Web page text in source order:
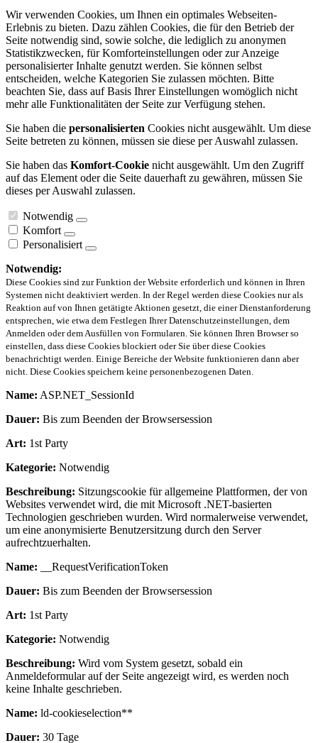
Wir verwenden Cookies, um Ihnen ein optimales Webseiten-
Erlebnis zu bieten. Dazu zählen Cookies, die für den Betrieb der
Seite notwendig sind, sowie solche, die lediglich zu anonymen
Statistikzwecken, für Komforteinstellungen oder zur Anzeige
personalisierter Inhalte genutzt werden. Sie können selbst
entscheiden, welche Kategorien Sie zulassen möchten. Bitte
beachten Sie, dass auf Basis Ihrer Einstellungen womöglich nicht
mehr alle Funktionalitäten der Seite zur Verfügung stehen.
Sie haben die personalisierten Cookies nicht ausgewählt. Um diese
Seite betreten zu können, müssen sie diese per Auswahl zulassen.
Sie haben das Komfort-Cookie nicht ausgewählt. Um den Zugriff
auf das Element oder die Seite dauerhaft zu gewähren, müssen Sie
dieses per Auswahl zulassen.
Notwendig
Komfort
Personalisiert
Notwendig:
Diese Cookies sind zur Funktion der Website erforderlich und können in Ihren
Systemen nicht deaktiviert werden. In der Regel werden diese Cookies nur als
Reaktion auf von Ihnen getätigte Aktionen gesetzt, die einer Dienstanforderung
entsprechen, wie etwa dem Festlegen Ihrer Datenschutzeinstellungen, dem
Anmelden oder dem Ausfüllen von Formularen. Sie können Ihren Browser so
einstellen, dass diese Cookies blockiert oder Sie über diese Cookies
benachrichtigt werden. Einige Bereiche der Website funktionieren dann aber
nicht. Diese Cookies speichern keine personenbezogenen Daten.
Name: ASP.NET_SessionId
Dauer: Bis zum Beenden der Browsersession
Art: 1st Party
Kategorie: Notwendig
Beschreibung: Sitzungscookie für allgemeine Plattformen, der von
Websites verwendet wird, die mit Microsoft .NET-basierten
Technologien geschrieben wurden. Wird normalerweise verwendet,
um eine anonymisierte Benutzersitzung durch den Server
aufrechtzuerhalten.
Name: __RequestVerificationToken
Dauer: Bis zum Beenden der Browsersession
Art: 1st Party
Kategorie: Notwendig
Beschreibung: Wird vom System gesetzt, sobald ein
Anmeldeformular auf der Seite angezeigt wird, es werden noch
keine Inhalte geschrieben.
Name: ld-cookieselection**
Dauer: 30 Tage